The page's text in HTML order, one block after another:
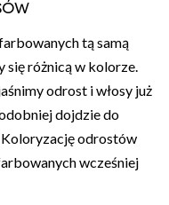
tą samą
się różnicą w kolorze.
odrost i włosy już
dojdzie do
odrostów
wcześniej